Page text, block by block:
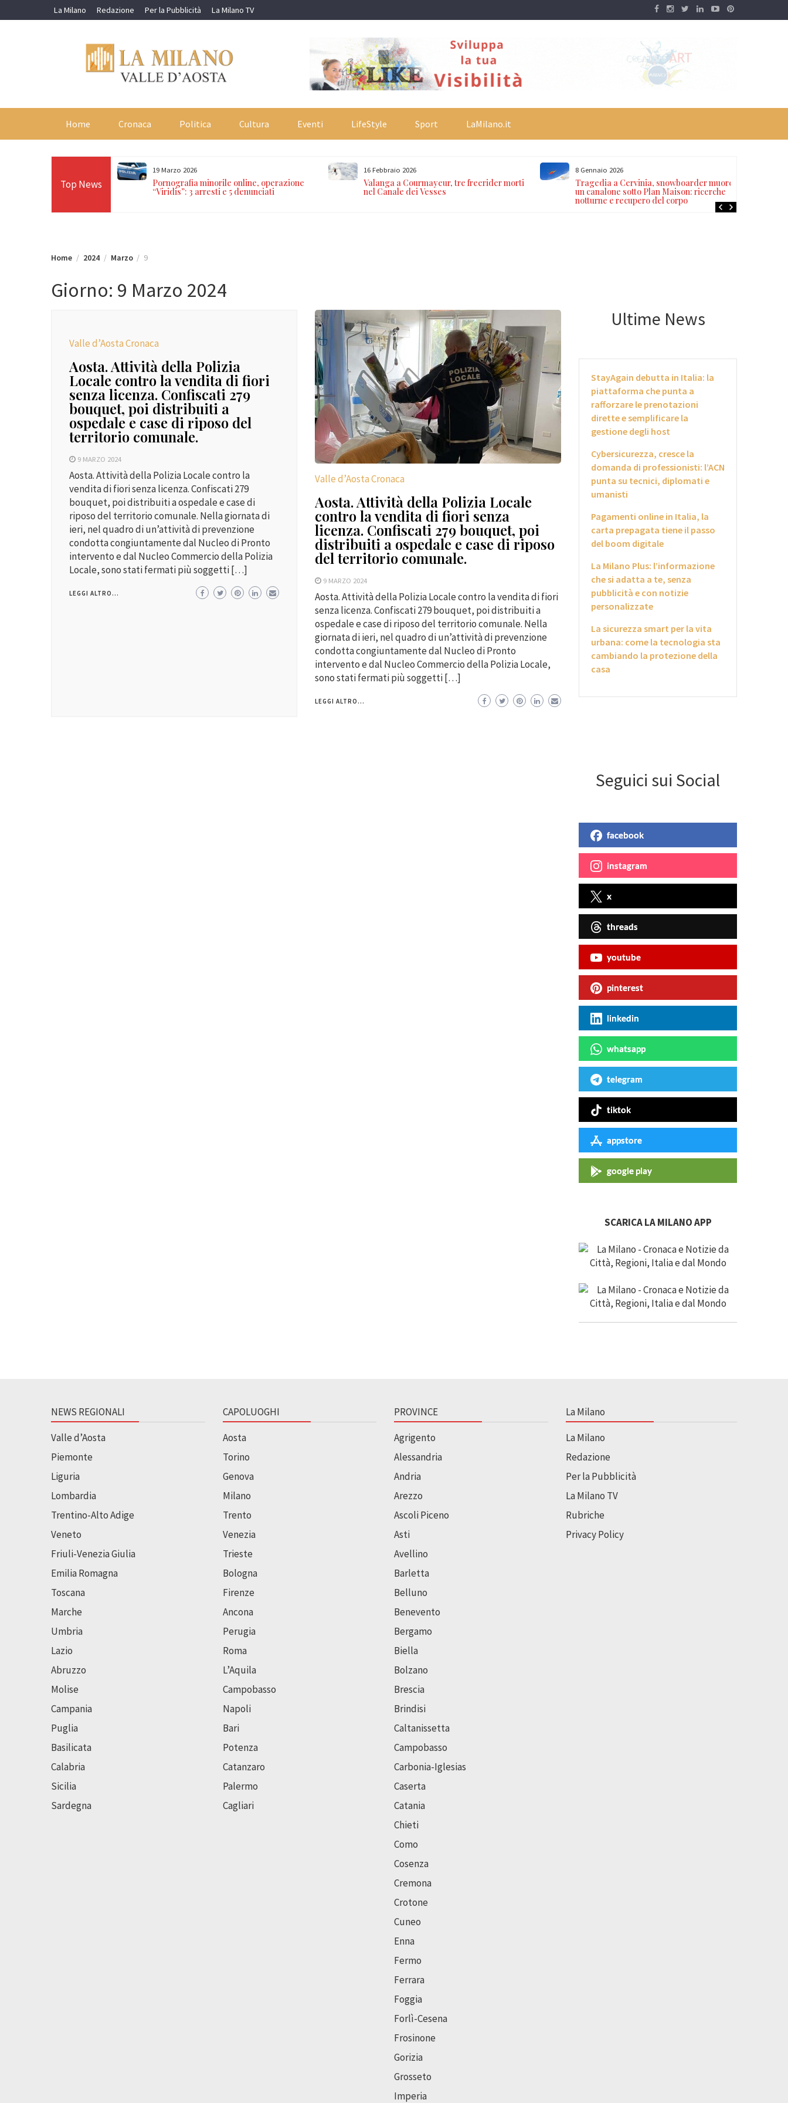
to
La Milano Redazione Per la Pubblicità La Milano TV
Home Cronaca Politica Cultura Eventi LifeStyle Sport LaMilano.it
Top News
in 24 ore sulle Alpi:
Paradiso, Cervino e
19 Marzo 2026
Pornografia minorile online, operazione
“Viridis”: 3 arresti e 5 denunciati
16 Febbraio 2026
Valanga a Courmayeur, tre freerider morti
nel Canale dei Vesses
8 Gennaio 2026
Tragedia a Cervinia, snowboarder muore in
un canalone sotto Plan Maison: ricerche
notturne e recupero del corpo
Home 2024 Marzo 9
Giorno: 9 Marzo 2024
Valle d’Aosta Cronaca
Aosta. Attività della Polizia
Locale contro la vendita di fiori
senza licenza. Confiscati 279
bouquet, poi distribuiti a
ospedale e case di riposo del
territorio comunale.
9 MARZO 2024
Aosta. Attività della Polizia Locale contro la
vendita di fiori senza licenza. Confiscati 279
bouquet, poi distribuiti a ospedale e case di
riposo del territorio comunale. Nella giornata di
ieri, nel quadro di un’attività di prevenzione
condotta congiuntamente dal Nucleo di Pronto
intervento e dal Nucleo Commercio della Polizia
Locale, sono stati fermati più soggetti […]
LEGGI ALTRO...
Valle d’Aosta Cronaca
Aosta. Attività della Polizia Locale
contro la vendita di fiori senza
licenza. Confiscati 279 bouquet, poi
distribuiti a ospedale e case di riposo
del territorio comunale.
9 MARZO 2024
Aosta. Attività della Polizia Locale contro la vendita di fiori
senza licenza. Confiscati 279 bouquet, poi distribuiti a
ospedale e case di riposo del territorio comunale. Nella
giornata di ieri, nel quadro di un’attività di prevenzione
condotta congiuntamente dal Nucleo di Pronto
intervento e dal Nucleo Commercio della Polizia Locale,
sono stati fermati più soggetti […]
LEGGI ALTRO...
Ultime News
StayAgain debutta in Italia: la
piattaforma che punta a
rafforzare le prenotazioni
dirette e semplificare la
gestione degli host
Cybersicurezza, cresce la
domanda di professionisti: l’ACN
punta su tecnici, diplomati e
umanisti
Pagamenti online in Italia, la
carta prepagata tiene il passo
del boom digitale
La Milano Plus: l’informazione
che si adatta a te, senza
pubblicità e con notizie
personalizzate
La sicurezza smart per la vita
urbana: come la tecnologia sta
cambiando la protezione della
casa
Seguici sui Social
facebook
instagram
x
threads
youtube
pinterest
linkedin
whatsapp
telegram
tiktok
appstore
google play
SCARICA LA MILANO APP
NEWS REGIONALI
Valle d’Aosta
Piemonte
Liguria
Lombardia
Trentino-Alto Adige
Veneto
Friuli-Venezia Giulia
Emilia Romagna
Toscana
Marche
Umbria
Lazio
Abruzzo
Molise
Campania
Puglia
Basilicata
Calabria
Sicilia
Sardegna
CAPOLUOGHI
Aosta
Torino
Genova
Milano
Trento
Venezia
Trieste
Bologna
Firenze
Ancona
Perugia
Roma
L’Aquila
Campobasso
Napoli
Bari
Potenza
Catanzaro
Palermo
Cagliari
PROVINCE
Agrigento
Alessandria
Andria
Arezzo
Ascoli Piceno
Asti
Avellino
Barletta
Belluno
Benevento
Bergamo
Biella
Bolzano
Brescia
Brindisi
Caltanissetta
Campobasso
Carbonia-Iglesias
Caserta
Catania
Chieti
Como
Cosenza
Cremona
Crotone
Cuneo
Enna
Fermo
Ferrara
Foggia
Forlì-Cesena
Frosinone
Gorizia
Grosseto
Imperia
La Milano
La Milano
Redazione
Per la Pubblicità
La Milano TV
Rubriche
Privacy Policy